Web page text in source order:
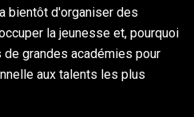
bientôt d'organiser des
la jeunesse et, pourquoi
grandes académies pour
aux talents les plus